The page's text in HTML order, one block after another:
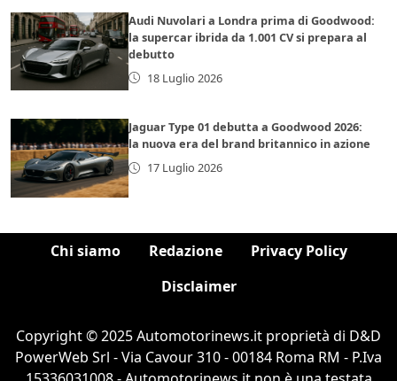
Audi Nuvolari a Londra prima di Goodwood:
la supercar ibrida da 1.001 CV si prepara al
debutto
18 Luglio 2026
Jaguar Type 01 debutta a Goodwood 2026:
la nuova era del brand britannico in azione
17 Luglio 2026
Chi siamo Redazione
Privacy Policy
Disclaimer
Copyright © 2025 Automotorinews.it proprietà di D&D
PowerWeb Srl - Via Cavour 310 - 00184 Roma RM - P.Iva